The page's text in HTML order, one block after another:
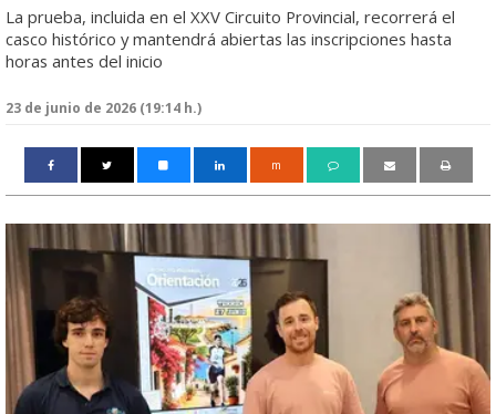
La prueba, incluida en el XXV Circuito Provincial, recorrerá el
casco histórico y mantendrá abiertas las inscripciones hasta
horas antes del inicio
23 de junio de 2026 (19:14 h.)
m